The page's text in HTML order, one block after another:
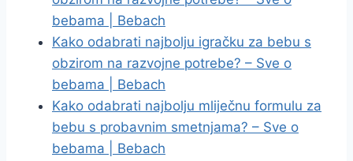
bebama | Bebach
Kako odabrati najbolju igračku za bebu s
obzirom na razvojne potrebe? – Sve o
bebama | Bebach
Kako odabrati najbolju mliječnu formulu za
bebu s probavnim smetnjama? – Sve o
bebama | Bebach